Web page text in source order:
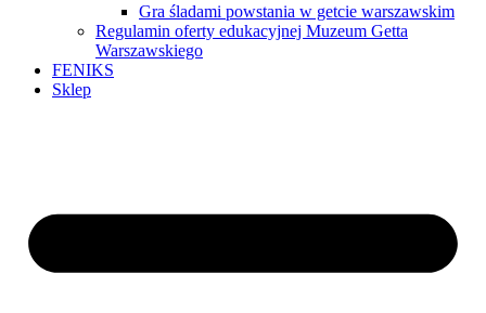
Gra śladami powstania w getcie warszawskim
Regulamin oferty edukacyjnej Muzeum Getta
Warszawskiego
FENIKS
Sklep